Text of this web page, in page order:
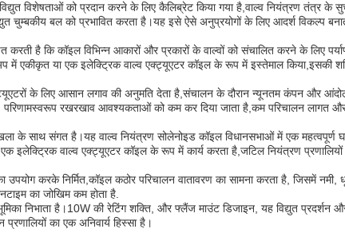
विशेषताओं को प्रदान करने के लिए कैलिब्रेट किया गया है,वाल्व नियंत्रण तंत्र
चुम्बकीय बल को प्रभावित करता है।यह इसे ऐसे अनुप्रयोगों के लिए आदर्श विकल्प
है कि कॉइल विभिन्न आकारों और प्रकारों के वाल्वों को संचालित करने के लिए
या एक इलेक्ट्रिक वाल्व एक्ट्यूएटर कॉइल के रूप में इस्तेमाल किया,इसकी शक्ति
के लिए आसान लगाव की अनुमति देता है,संचालन के दौरान न्यूनतम कंपन और
रखरखाव आवश्यकताओं को कम कर दिया जाता है,कम परिचालन लागत
के साथ संगत है।यह वाल्व नियंत्रण सोलेनोइड कॉइल विधानसभाओं में एक महत्वपूर्ण
वाल्व एक्ट्यूएटर कॉइल के रूप में कार्य करता है,जटिल नियंत्रण प्रणालियों
करके निर्मित,कॉइल कठोर परिचालन वातावरण का सामना करता है, जिसमें नमी,
का जोखिम कम होता है.
निभाता है।10W की रेटिंग शक्ति, और फ्लैंज माउंट डिजाइन, यह विद्युत प्रदर्शन
का एक अनिवार्य हिस्सा है।